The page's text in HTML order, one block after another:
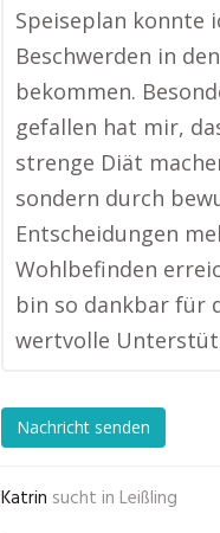
Speiseplan konnte
Beschwerden in
bekommen.
gefallen hat mir,
strenge Diät
sondern durch
Entscheidungen
Wohlbefinden
bin so dankbar für
wertvolle
Nachricht senden
Katrin sucht in Leißling